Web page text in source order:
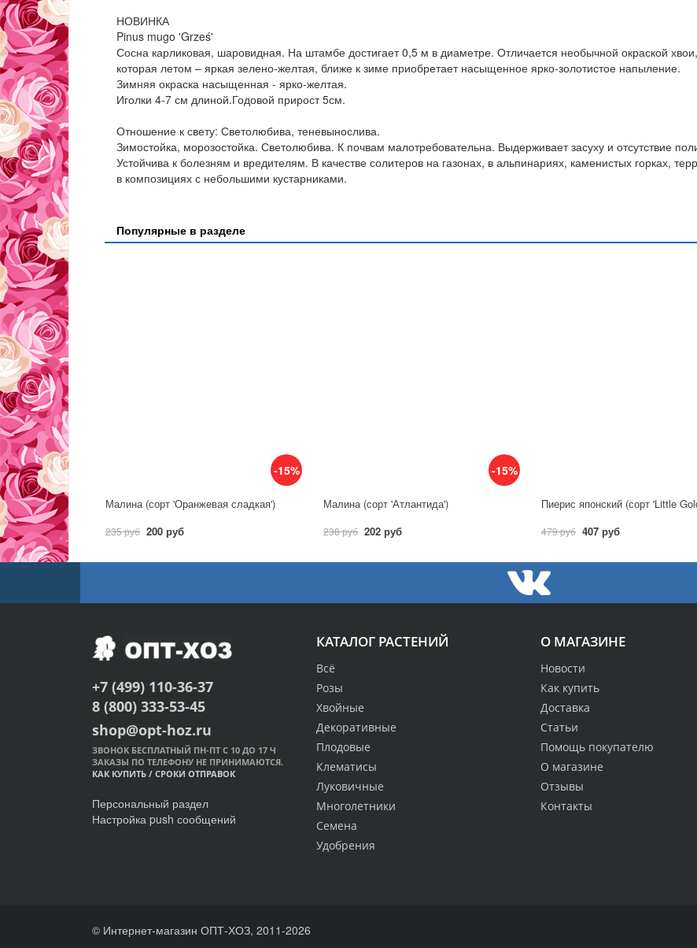
НОВИНКА
Pinus mugo 'Grześ'
Сосна карликовая, шаровидная. На штамбе достигает 0,5 м в диаметре. Отличается необычной окраской хвои,
которая летом – яркая зелено-желтая, ближе к зиме приобретает насыщенное ярко-золотистое напыление.
Зимняя окраска насыщенная - ярко-желтая.
Иголки 4-7 см длиной.Годовой прирост 5см.
Отношение к свету: Светолюбива, теневынослива.
Зимостойка, морозостойка. Светолюбива. К почвам малотребовательна. Выдерживает засуху и отсутствие
Устойчива к болезням и вредителям. В качестве солитеров на газонах, в альпинариях, каменистых горках,
в композициях с небольшими кустарниками.
Популярные в разделе
-15%
Малина (сорт 'Оранжевая сладкая')
235 руб 200 руб
-15%
Малина (сорт 'Атлантида')
238 руб 202 руб
Пиерис японский (сорт 'Little
479 руб 407 руб
О МАГАЗИНЕ
Новости
Как купить
Доставка
Статьи
Помощь покупателю
О магазине
Отзывы
Контакты
КАТАЛОГ РАСТЕНИЙ
Всё
Розы
Хвойные
Декоративные
Плодовые
Клематисы
Луковичные
Многолетники
Семена
Удобрения
+7 (499) 110-36-37
8 (800) 333-53-45
shop@opt-hoz.ru
ЗВОНОК БЕСПЛАТНЫЙ ПН-ПТ С 10 ДО 17 Ч
ЗАКАЗЫ ПО ТЕЛЕФОНУ НЕ ПРИНИМАЮТСЯ.
КАК КУПИТЬ / СРОКИ ОТПРАВОК
Персональный раздел
Настройка push сообщений
© Интернет-магазин ОПТ-ХОЗ, 2011-2026